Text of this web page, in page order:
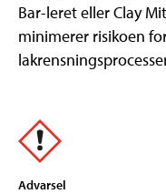
Bar-leret eller Clay
minimerer risikoen
Advarsel